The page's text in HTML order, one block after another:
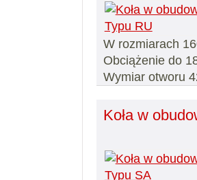
W rozmiarach
Obciążenie do
Wymiar otworu
Koła w